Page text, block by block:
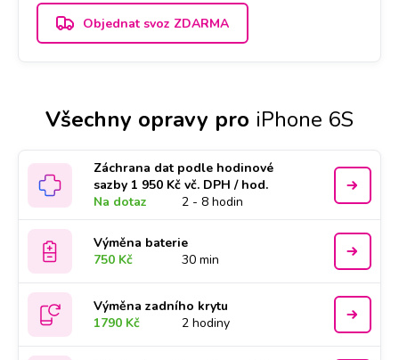
Objednat svoz ZDARMA
Všechny opravy pro iPhone 6S
Záchrana dat podle hodinové
sazby 1 950 Kč vč. DPH / hod.
Na dotaz
2 - 8 hodin
Výměna baterie
750 Kč
30 min
Výměna zadního krytu
1790 Kč
2 hodiny